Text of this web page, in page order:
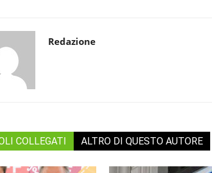
Redazione
COLLEGATI ALTRO DI QUESTO AUTORE